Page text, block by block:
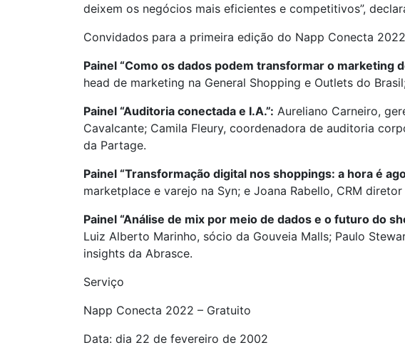
deixem os negócios mais eficientes e competitivos”,
Convidados para a primeira edição do Napp Conecta 2022
Painel “Como os dados podem transformar o marketing
head de marketing na General Shopping e Outlets do
Painel “Auditoria conectada e I.A.”: Aureliano Carneiro,
Cavalcante; Camila Fleury, coordenadora de auditoria
da Partage.
Painel “Transformação digital nos shoppings: a hora é
marketplace e varejo na Syn; e Joana Rabello, CRM
Painel “Análise de mix por meio de dados e o futuro do
Luiz Alberto Marinho, sócio da Gouveia Malls; Paulo
insights da Abrasce.
Serviço
Napp Conecta 2022 – Gratuito
Data: dia 22 de fevereiro de 2002